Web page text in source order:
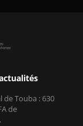
de Touba : 630
de